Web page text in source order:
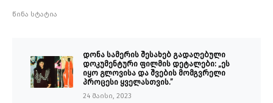
წინა სტატია
დონა სამერის შესახებ გადაღებული
დოკუმენტური ფილმის დეტალები: „ეს
იყო გლოვისა და შვების მომგვრელი
პროცესი ყველასთვის.”
24 მაისი, 2023